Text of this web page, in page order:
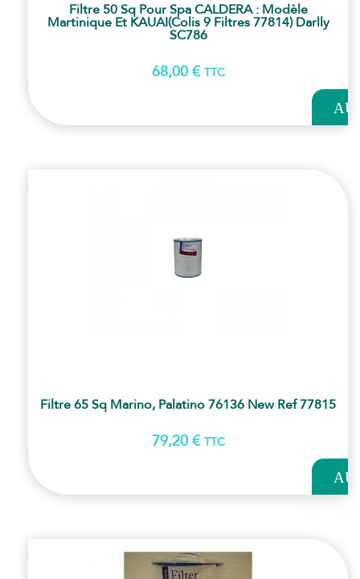
Filtre 50 Sq Pour Spa CALDERA : Modèle
Martinique Et KAUAI(colis 9 Filtres 77814) Darlly
SC786
68,00 € TTC
AU
Filtre 65 Sq Marino, Palatino 76136 New Ref 77815
79,20 € TTC
AU